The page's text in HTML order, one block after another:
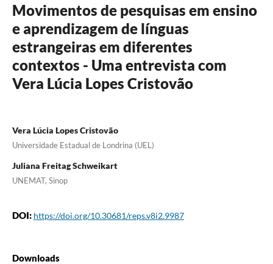
Movimentos de pesquisas em ensino
e aprendizagem de línguas
estrangeiras em diferentes
contextos - Uma entrevista com
Vera Lúcia Lopes Cristovão
Vera Lúcia Lopes Cristovão
Universidade Estadual de Londrina (UEL)
Juliana Freitag Schweikart
UNEMAT, Sinop
DOI: https://doi.org/10.30681/reps.v8i2.9987
Downloads